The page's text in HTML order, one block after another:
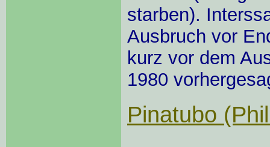
starben).
Ausbruch vor
kurz vor dem
1980
Pinatubo